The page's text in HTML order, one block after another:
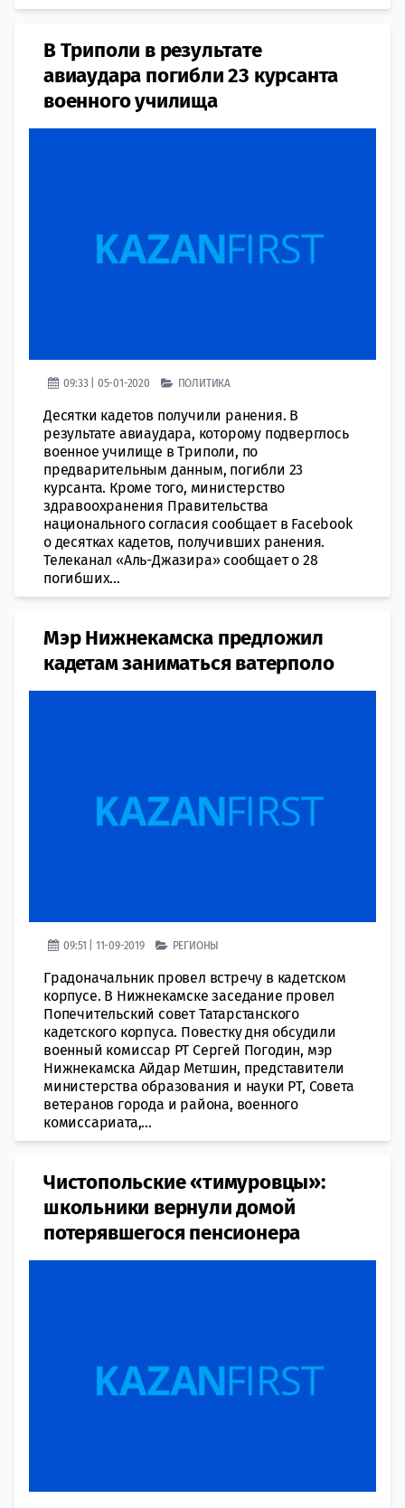
В Триполи в результате
авиаудара погибли 23 курсанта
военного училища
09:33 | 05-01-2020 ПОЛИТИКА
Десятки кадетов получили ранения. В
результате авиаудара, которому подверглось
военное училище в Триполи, по
предварительным данным, погибли 23
курсанта. Кроме того, министерство
здравоохранения Правительства
национального согласия сообщает в Facebook
о десятках кадетов, получивших ранения.
Телеканал «Аль-Джазира» сообщает о 28
погибших...
​Мэр Нижнекамска предложил
кадетам заниматься ватерполо
09:51 | 11-09-2019 РЕГИОНЫ
Градоначальник провел встречу в кадетском
корпусе. В Нижнекамске заседание провел
Попечительский совет Татарстанского
кадетского корпуса. Повестку дня обсудили
военный комиссар РТ Сергей Погодин, мэр
Нижнекамска Айдар Метшин, представители
министерства образования и науки РТ, Совета
ветеранов города и района, военного
комиссариата,...
Чистопольские «тимуровцы»:
школьники вернули домой
потерявшегося пенсионера